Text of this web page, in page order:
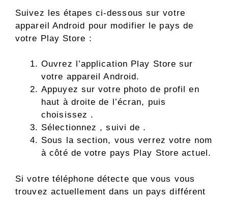
Suivez les étapes ci-dessous sur votre
appareil Android pour modifier le pays de
votre Play Store :
Ouvrez l’application Play Store sur
votre appareil Android.
Appuyez sur votre photo de profil en
haut à droite de l’écran, puis
choisissez .
Sélectionnez , suivi de .
Sous la section, vous verrez votre nom
à côté de votre pays Play Store actuel.
Si votre téléphone détecte que vous vous
trouvez actuellement dans un pays différent